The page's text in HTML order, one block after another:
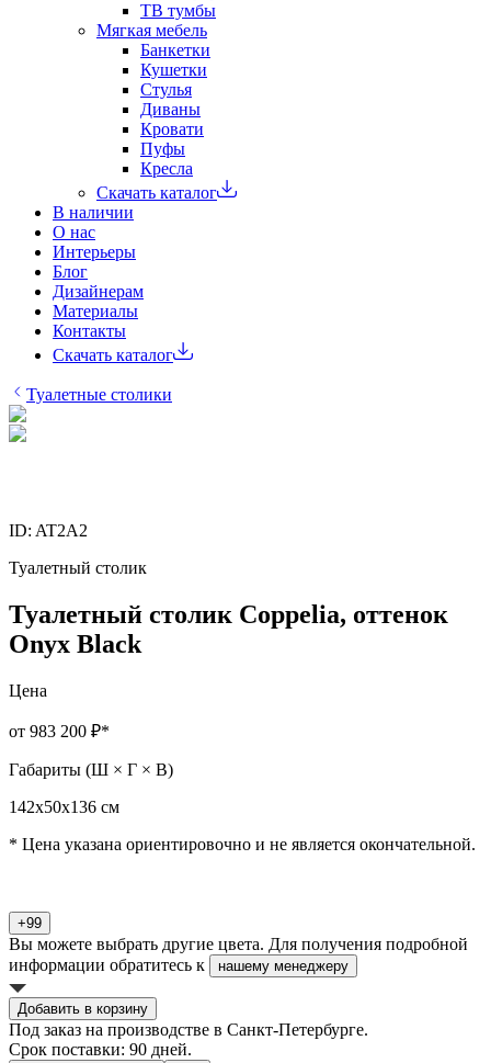
ТВ тумбы
Мягкая мебель
Банкетки
Кушетки
Стулья
Диваны
Кровати
Пуфы
Кресла
Скачать каталог
В наличии
О нас
Интерьеры
Блог
Дизайнерам
Материалы
Контакты
Скачать каталог
Туалетные столики
ID: AT2A2
Туалетный столик
Туалетный столик Coppelia, оттенок
Onyx Black
Цена
от 983 200 ₽*
Габариты (Ш × Г × В)
142х50х136 см
* Цена указана ориентировочно и не является окончательной.
+99
Вы можете выбрать другие цвета. Для получения подробной
информации обратитесь к
нашему менеджеру
Добавить в корзину
Под заказ на производстве в Санкт-Петербурге.
Срок поставки: 90 дней.